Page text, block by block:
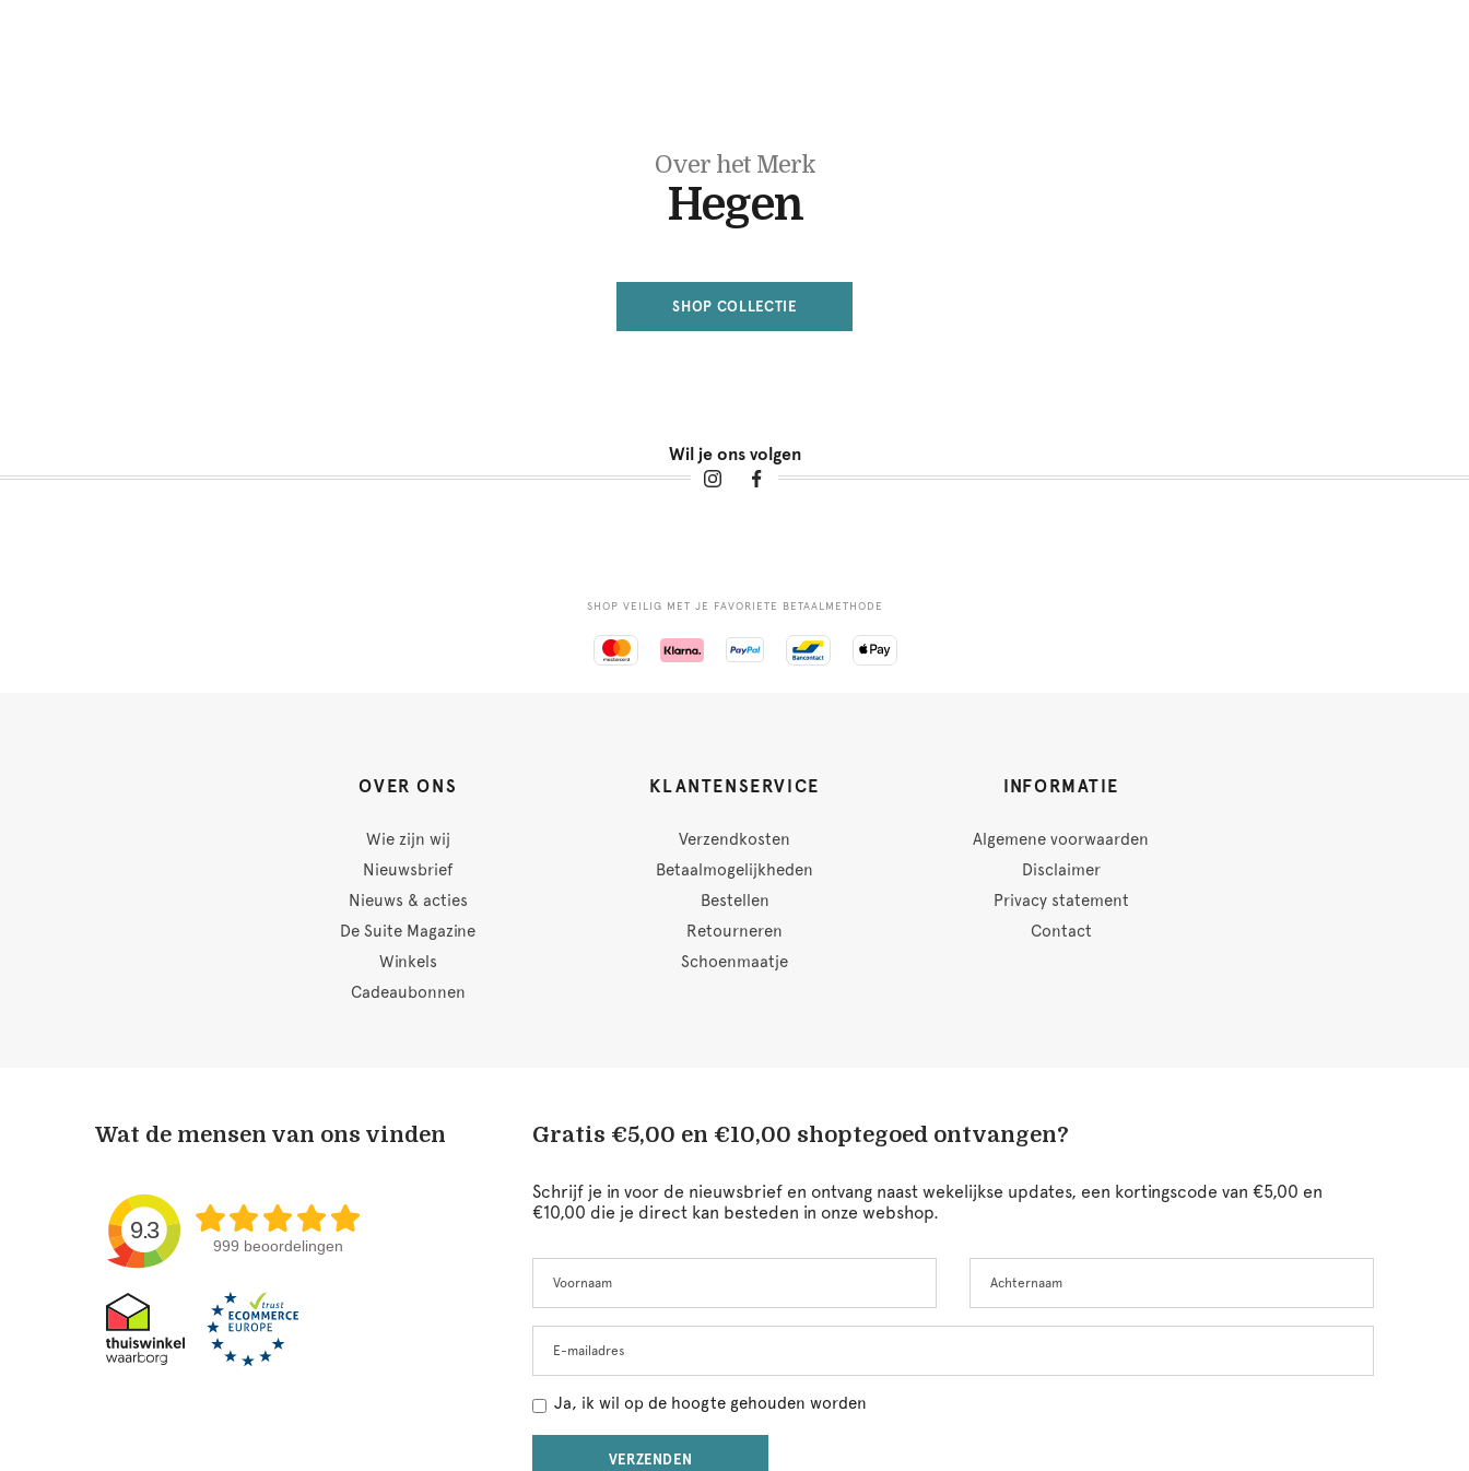
Over het Merk
Hegen
SHOP COLLECTIE
Wil je ons volgen
SHOP VEILIG MET JE FAVORIETE BETAALMETHODE
OVER ONS
Wie zijn wij
Nieuwsbrief
Nieuws & acties
De Suite Magazine
Winkels
Cadeaubonnen
KLANTENSERVICE
Verzendkosten
Betaalmogelijkheden
Bestellen
Retourneren
Schoenmaatje
INFORMATIE
Algemene voorwaarden
Disclaimer
Privacy statement
Contact
Wat de mensen van ons vinden
9.3
999 beoordelingen
Gratis €5,00 en €10,00 shoptegoed ontvangen?
Schrijf je in voor de nieuwsbrief en ontvang naast wekelijkse updates, een kortingscode van €5,00 en
€10,00 die je direct kan besteden in onze webshop.
this
field
blank
Ja, ik wil op de hoogte gehouden worden
VERZENDEN